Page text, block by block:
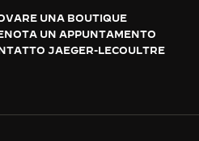
UNA BOUTIQUE
UN APPUNTAMENTO
JAEGER-LECOULTRE